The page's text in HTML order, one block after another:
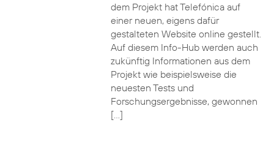
dem Projekt hat Telefónica auf
einer neuen, eigens dafür
gestalteten Website online gestellt.
Auf diesem Info-Hub werden auch
zukünftig Informationen aus dem
Projekt wie beispielsweise die
neuesten Tests und
Forschungsergebnisse, gewonnen
[…]